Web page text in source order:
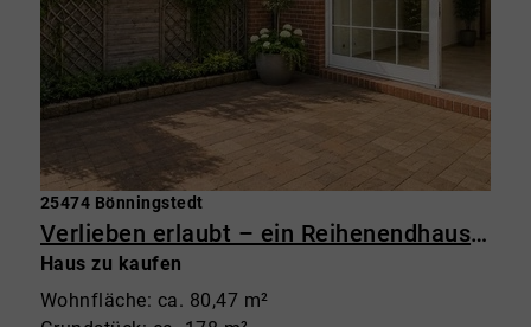
25474 Bönningstedt
Verlieben erlaubt – ein Reihenendhaus mit zuverlässiger Mieterin inklusive.
Haus zu kaufen
Wohnfläche: ca. 80,47 m²